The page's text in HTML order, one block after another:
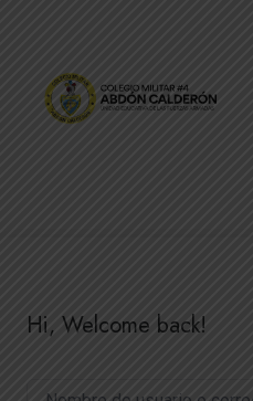
Hi, Welcome back!